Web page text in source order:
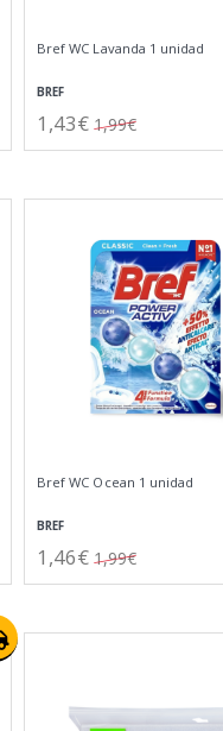
Bref WC Lavanda 1 unidad
BREF
1,43€ 1,99€
Bref WC Ocean 1 unidad
BREF
1,46€ 1,99€